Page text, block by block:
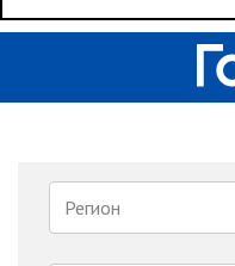
Регион